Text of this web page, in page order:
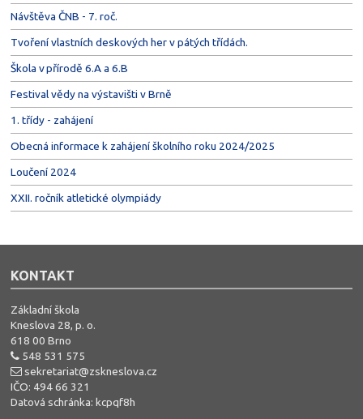
Návštěva ČNB - 7. roč.
Tvoření vlastních deskových her v pátých třídách.
Škola v přírodě 6.A a 6.B
Festival vědy na výstavišti v Brně
1. třídy - zahájení
Obecná informace k zahájení školního roku 2024/2025
Loučení 2024
XXII. ročník atletické olympiády
KONTAKT
Základní škola
Kneslova 28, p. o.
618 00 Brno
548 531 575
sekretariat@zskneslova.cz
IČO: 494 66 321
Datová schránka: kcpqf8h